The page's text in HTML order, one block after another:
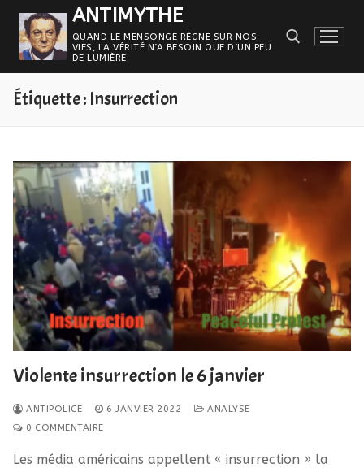
Aller
contenu
ANTIMYTHE
QUAND LE MENSONGE RÈGNE SUR NOS
VIES, LA VÉRITÉ N’A BESOIN QUE D’UN PEU
DE LUMIÈRE.
Rechercher :
Étiquette : Insurrection
Violente insurrection le 6 janvier
ANTIPOLICE 6 JANVIER 2022
ANALYSE
0 COMMENTAIRE
Les média américains appellent « insurrection » la